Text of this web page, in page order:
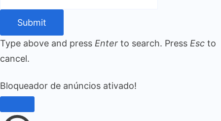
Submit
Type above and press Enter to search. Press Esc to
cancel.
Bloqueador de anúncios ativado!